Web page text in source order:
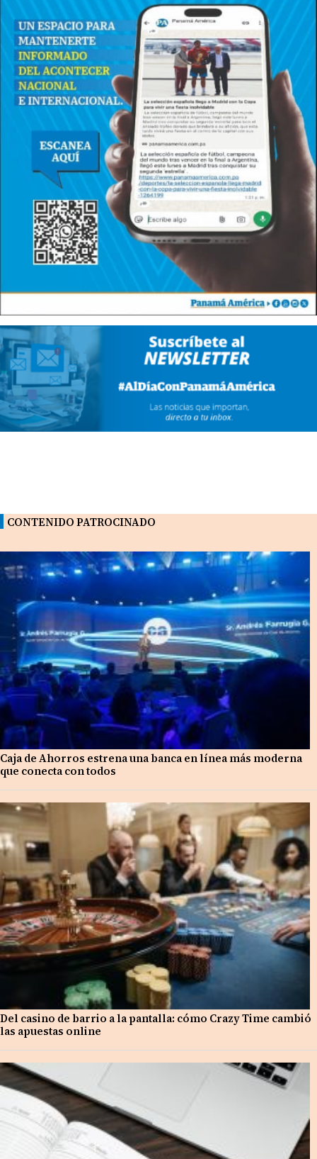
CONTENIDO PATROCINADO
Caja de Ahorros estrena una banca en línea más moderna
que conecta con todos
Del casino de barrio a la pantalla: cómo Crazy Time cambió
las apuestas online